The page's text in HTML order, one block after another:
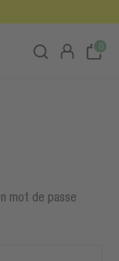
0
mot de passe